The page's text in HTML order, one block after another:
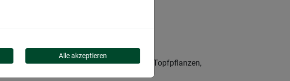
FÜR GARTENPFLANZEN – Schützt Topfpflanzen,
Alle akzeptieren